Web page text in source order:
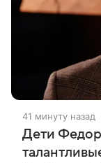
41 минуту назад
Дети